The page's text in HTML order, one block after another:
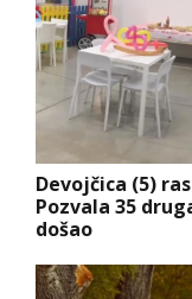
Devojčica (5)
Pozvala 35
došao